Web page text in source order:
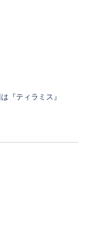
『ティラミス』